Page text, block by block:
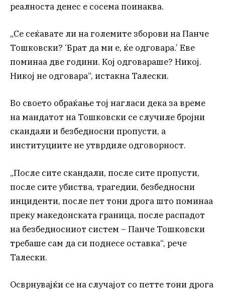
реалноста денес е сосема поинаква.
„Се сеќавате ли на големите зборови на Панче
Тошковски? ‘Брат да ми е, ќе одговара.’ Еве
поминаа две години. Кој одговараше? Никој.
Никој не одговара“, истакна Талески.
Во своето обраќање тој нагласи дека за време
на мандатот на Тошковски се случиле бројни
скандали и безбедносни пропусти, а
институциите не утврдиле одговорност.
„После сите скандали, после сите пропусти,
после сите убиства, трагедии, безбедносни
инциденти, после пет тони дрога што поминаа
преку македонската граница, после распадот
на безбедносниот систем – Панче Тошковски
требаше сам да си поднесе оставка“, рече
Талески.
Осврнувајќи се на случајот со петте тони дрога